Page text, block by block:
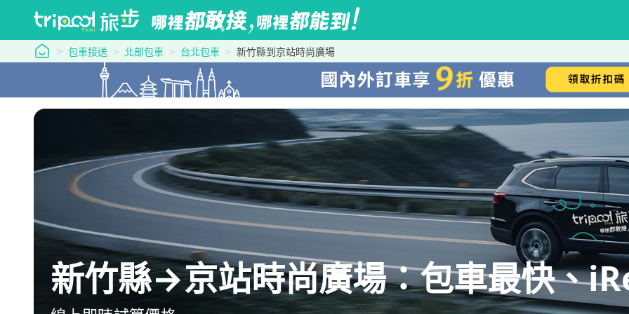
tripool 旅步
包車接送 北部包車 台北包車 新竹縣到京站時尚廣場
新竹縣→京站時尚廣場：包車最快、